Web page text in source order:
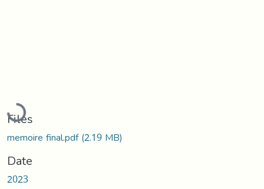
Loading...
Files
memoire final.pdf(2.19 MB)
Date
2023